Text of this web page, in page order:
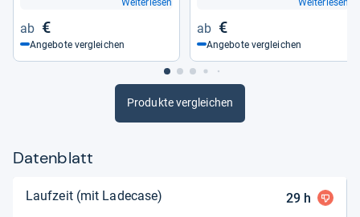
€
Angebote vergleichen
€
Angebote vergleichen
Produkte vergleichen
Datenblatt
Laufzeit (mit Ladecase) 29h